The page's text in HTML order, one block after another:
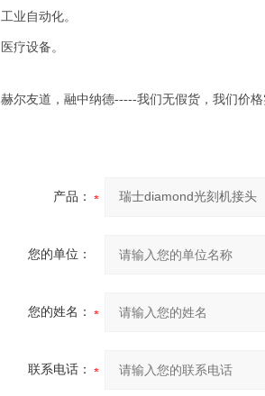
工业自动化。
医疗设备。
赫尔友道，融中纳德-----我们无假货，我们价格
产品：
您的单位：
您的姓名：
联系电话：